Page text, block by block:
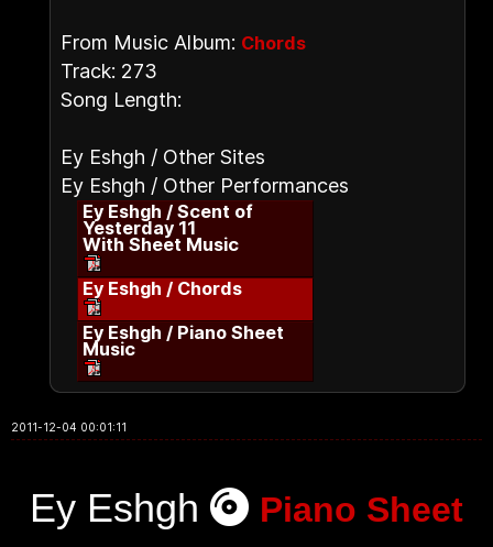
From Music Album: Chords
Track: 273
Song Length:
Ey Eshgh / Other Sites
Ey Eshgh / Other Performances
Ey Eshgh / Scent of
Yesterday 11
With Sheet Music
Ey Eshgh / Chords
Ey Eshgh / Piano Sheet
Music
2011-12-04 00:01:11
Ey Eshgh Piano Sheet